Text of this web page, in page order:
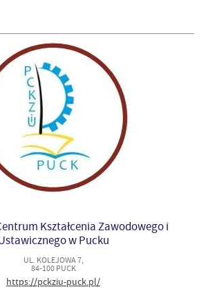
Kształcenia Zawodowego i
w Pucku
UL. KOLEJOWA 7,
84-100 PUCK
https://pckziu-puck.pl/